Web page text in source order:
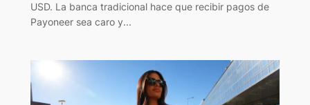
USD. La banca tradicional hace que recibir pagos de
Payoneer sea caro y...